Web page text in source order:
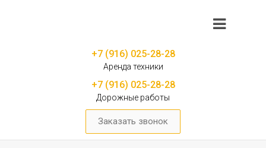
+7 (916) 025-28-28
Аренда техники
+7 (916) 025-28-28
Дорожные работы
Заказать звонок